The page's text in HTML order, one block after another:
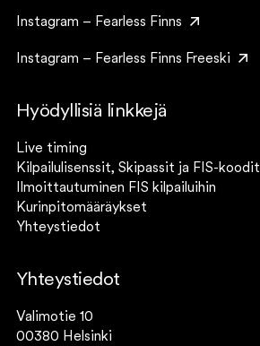
Instagram – Fearless Finns
Instagram – Fearless Finns Freeski
Hyödyllisiä linkkejä
Live timing
Kilpailulisenssit, Skipassit ja FIS-koodit
Ilmoittautuminen FIS kilpailuihin
Kurinpitomääräykset
Yhteystiedot
Yhteystiedot
Valimotie 10
00380 Helsinki